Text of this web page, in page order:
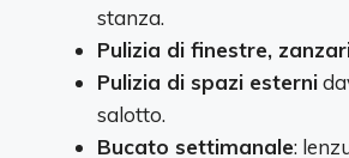
stanza.
Pulizia di finestre,
Pulizia di spazi esterni
salotto.
Bucato settimanale: